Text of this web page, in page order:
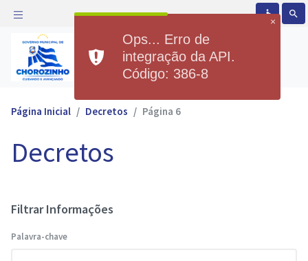
accessible search
Prefeitura Municipal de
Chorozinho
Página Inicial Decretos Página 6
Decretos
Filtrar Informações
Palavra-chave
×
Ops... Erro de
integração da API.
Código: 386-8